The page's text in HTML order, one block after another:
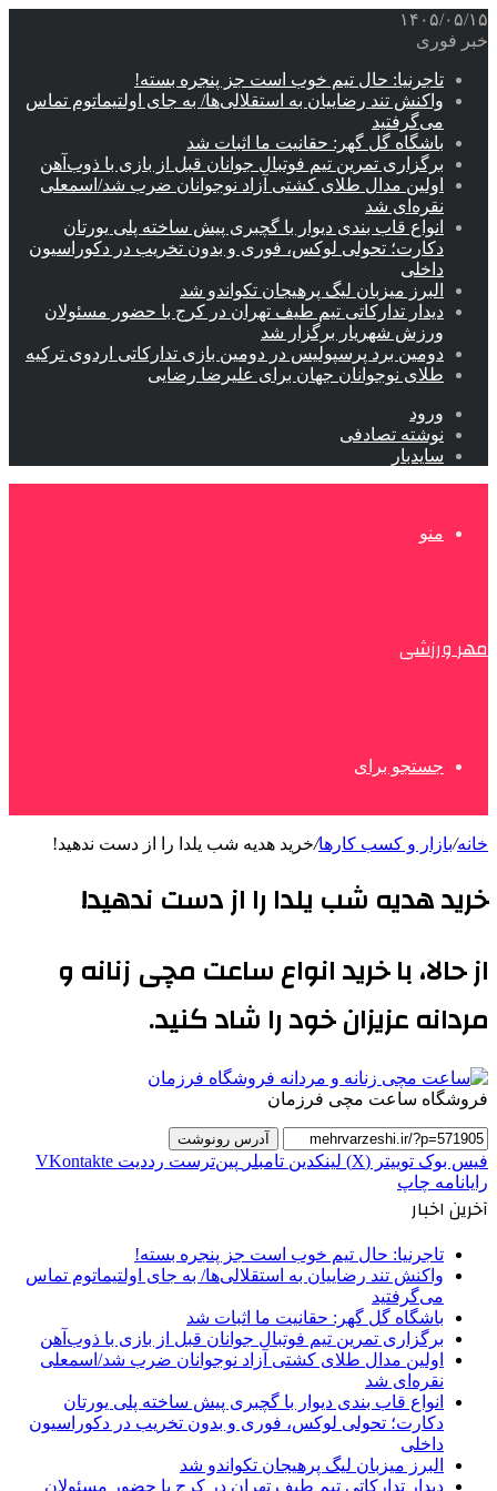
۱۴۰۵/۰۵/۱۵
خبر فوری
تاجرنیا: حال تیم خوب است جز پنجره بسته!
واکنش تند رضاییان به استقلالی‌ها/ به جای اولتیماتوم تماس
می‌گرفتید
باشگاه گل گهر: حقانیت ما اثبات شد
برگزاری تمرین تیم فوتبال جوانان قبل از بازی با ذوب‌آهن
اولین مدال طلای کشتی آزاد نوجوانان ضرب شد/اسمعلی
نقره‌ای شد
انواع قاب بندی دیوار با گچبری پیش ساخته پلی یورتان
دکارت؛ تحولی لوکس، فوری و بدون تخریب در دکوراسیون
داخلی
البرز میزبان لیگ پرهیجان تکواندو شد
دیدار تدارکاتی تیم طیف تهران در کرج با حضور مسئولان
ورزش شهریار برگزار شد
دومین برد پرسپولیس در دومین بازی تدارکاتی اردوی ترکیه
طلای نوجوانان جهان برای علیرضا رضایی
ورود
نوشته تصادفی
سایدبار
منو
مهر ورزشی
جستجو برای
خانه/بازار و کسب کارها/خرید هدیه شب یلدا را از دست ندهید!
خرید هدیه شب یلدا را از دست ندهید!
از حالا، با خرید انواع ساعت مچی زنانه و
مردانه عزیزان خود را شاد کنید.
فروشگاه ساعت مچی فرزمان
آدرس رونوشت
فیس بوک توییتر (X) لینکدین ‫تامبلر ‫پین‌ترست ‫رددیت ‫VKontakte
رایانامه چاپ
آخرین اخبار
تاجرنیا: حال تیم خوب است جز پنجره بسته!
واکنش تند رضاییان به استقلالی‌ها/ به جای اولتیماتوم تماس
می‌گرفتید
باشگاه گل گهر: حقانیت ما اثبات شد
برگزاری تمرین تیم فوتبال جوانان قبل از بازی با ذوب‌آهن
اولین مدال طلای کشتی آزاد نوجوانان ضرب شد/اسمعلی
نقره‌ای شد
انواع قاب بندی دیوار با گچبری پیش ساخته پلی یورتان
دکارت؛ تحولی لوکس، فوری و بدون تخریب در دکوراسیون
داخلی
البرز میزبان لیگ پرهیجان تکواندو شد
دیدار تدارکاتی تیم طیف تهران در کرج با حضور مسئولان